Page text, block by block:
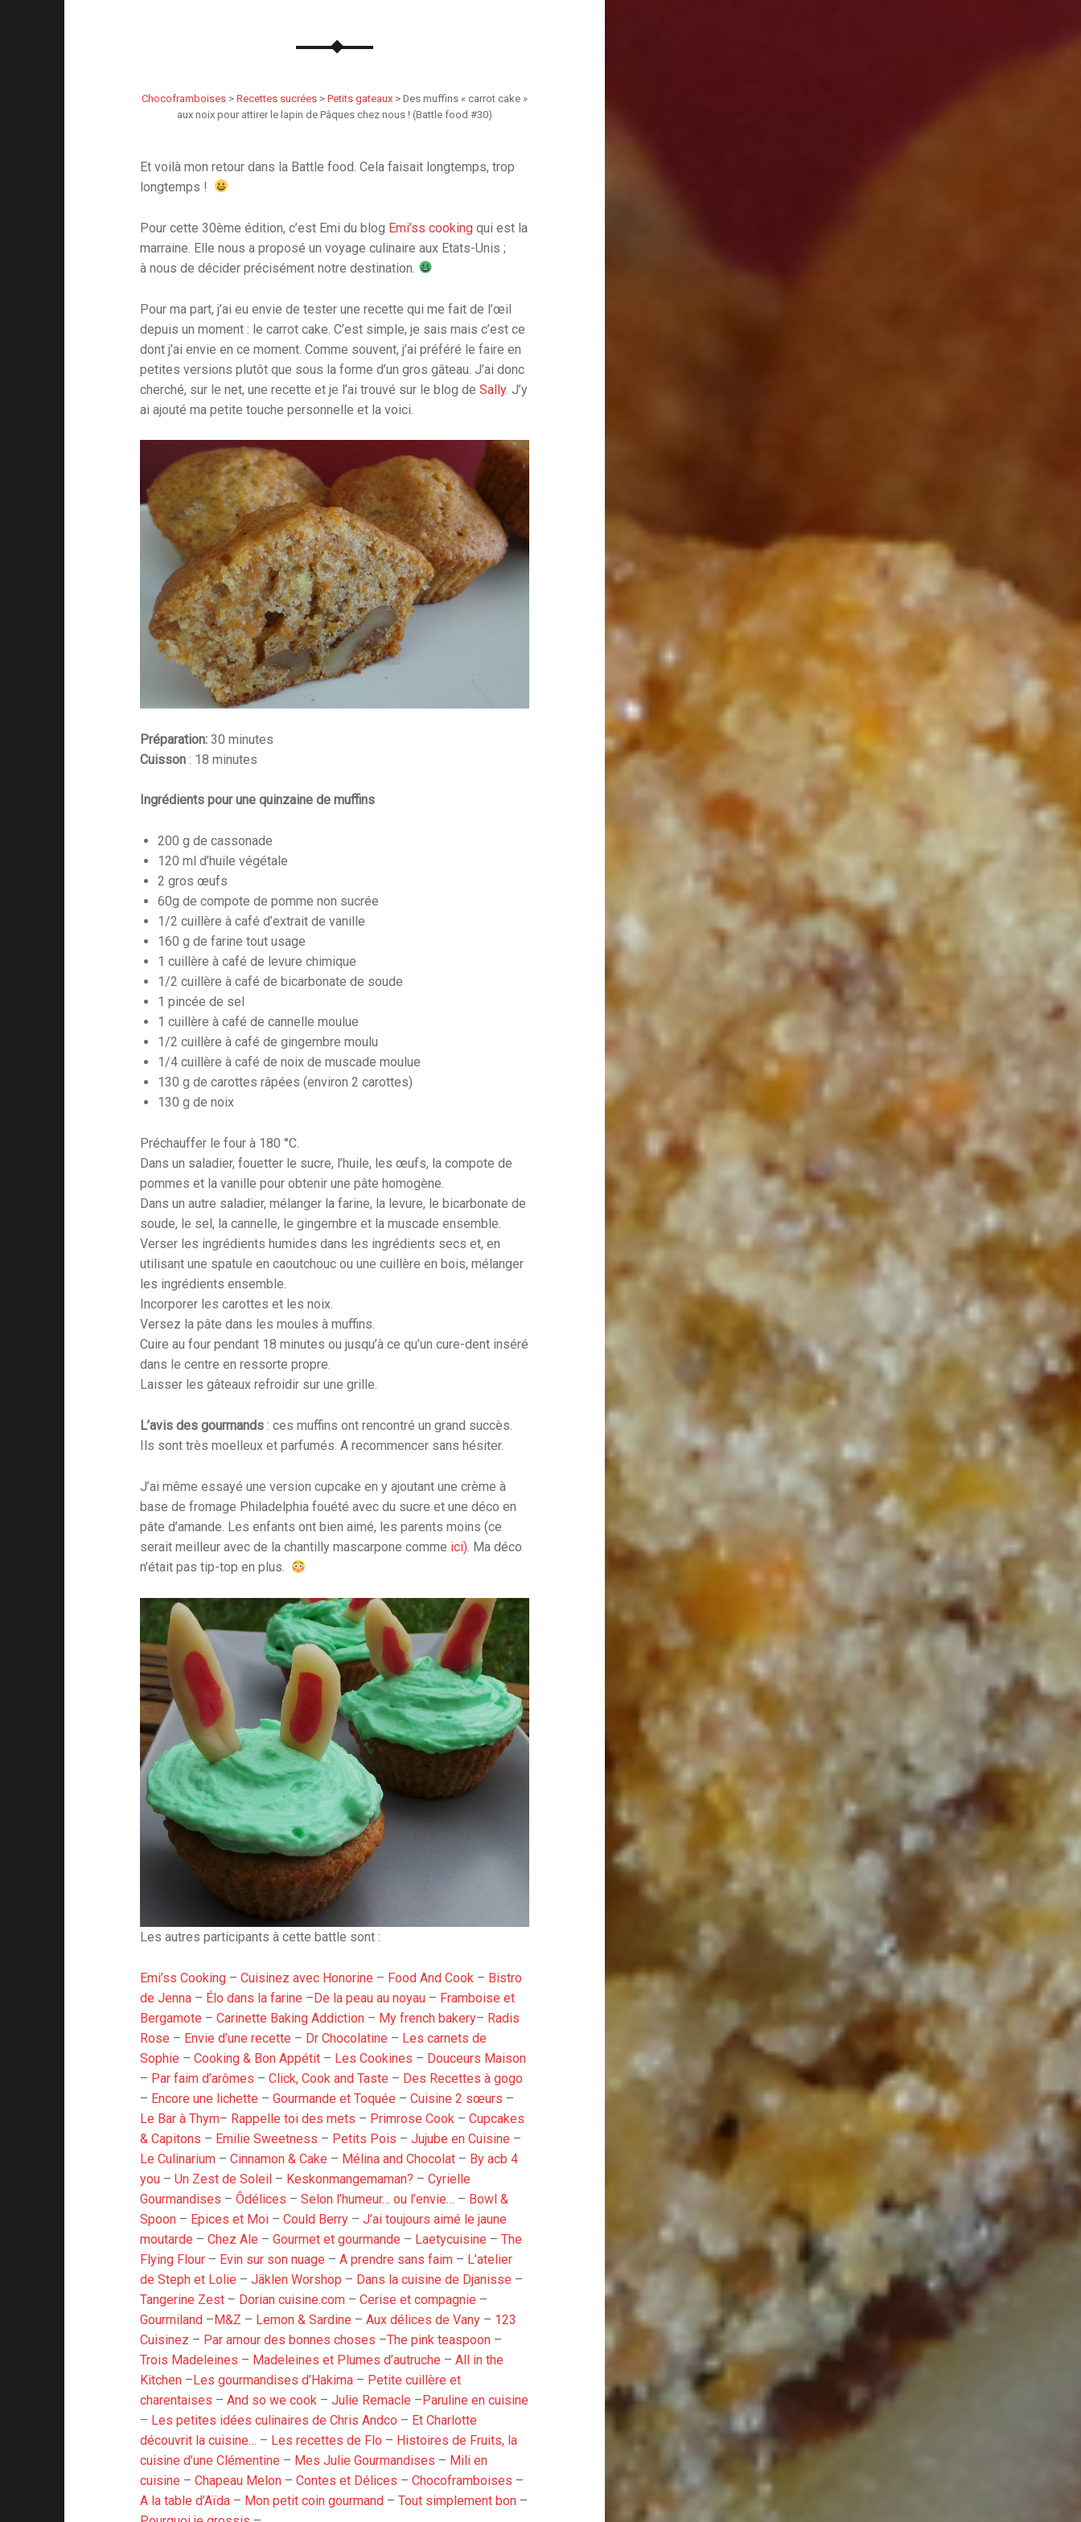
Chocoframboises> Recettes sucrées> Petits gateaux> Des muffins « carrot cake »
aux noix pour attirer le lapin de Pâques chez nous ! (Battle food #30)
Et voilà mon retour dans la Battle food. Cela faisait longtemps, trop
longtemps !
Pour cette 30ème édition, c’est Emi du blog Emi’ss cookingqui est la
marraine. Elle nous a proposé un voyage culinaire aux Etats-Unis ;
à nous de décider précisément notre destination.
Pour ma part, j’ai eu envie de tester une recette qui me fait de l’œil
depuis un moment : le carrot cake. C’est simple, je sais mais c’est ce
dont j’ai envie en ce moment. Comme souvent, j’ai préféré le faire en
petites versions plutôt que sous la forme d’un gros gâteau. J’ai donc
cherché, sur le net, une recette et je l’ai trouvé sur le blog deSally. J’y
ai ajouté ma petite touche personnelle et la voici.
Préparation: 30 minutes
Cuisson : 18 minutes
Ingrédients pour une quinzaine de muffins
200 g de cassonade
120 ml d’huile végétale
2 gros œufs
60g de compote de pomme non sucrée
1/2 cuillère à café d’extrait de vanille
160 g de farine tout usage
1 cuillère à café de levure chimique
1/2 cuillère à café de bicarbonate de soude
1 pincée de sel
1 cuillère à café de cannelle moulue
1/2 cuillère à café de gingembre moulu
1/4 cuillère à café de noix de muscade moulue
130 g de carottes râpées (environ 2 carottes)
130 g de noix
Préchauffer le four à 180 °C.
Dans un saladier, fouetter le sucre, l’huile, les œufs, la compote de
pommes et la vanille pour obtenir une pâte homogène.
Dans un autre saladier, mélanger la farine, la levure, le bicarbonate de
soude, le sel, la cannelle, le gingembre et la muscade ensemble.
Verser les ingrédients humides dans les ingrédients secs et, en
utilisant une spatule en caoutchouc ou une cuillère en bois, mélanger
les ingrédients ensemble.
Incorporer les carottes et les noix.
Versez la pâte dans les moules à muffins.
Cuire au four pendant 18 minutes ou jusqu’à ce qu’un cure-dent inséré
dans le centre en ressorte propre.
Laisser les gâteaux refroidir sur une grille.
L’avis des gourmands : ces muffins ont rencontré un grand succès.
Ils sont très moelleux et parfumés. A recommencer sans hésiter.
J’ai même essayé une version cupcake en y ajoutant une crème à
base de fromage Philadelphia fouété avec du sucre et une déco en
pâte d’amande. Les enfants ont bien aimé, les parents moins (ce
serait meilleur avec de la chantilly mascarpone comme ici). Ma déco
n’était pas tip-top en plus.
Les autres participants à cette battle sont :
Emi’ss Cooking –Cuisinez avec Honorine – Food And Cook – Bistro
de Jenna – Élo dans la farine – De la peau au noyau – Framboise et
Bergamote –Carinette Baking Addiction – My french bakery– Radis
Rose – Envie d’une recette – Dr Chocolatine – Les carnets de
Sophie –Cooking & Bon Appétit – Les Cookines – Douceurs Maison
– Par faim d’arômes –Click, Cook and Taste – Des Recettes à gogo
– Encore une lichette –Gourmande et Toquée –Cuisine 2 sœurs –
Le Bar à Thym– Rappelle toi des mets – Primrose Cook –Cupcakes
& Capitons – Emilie Sweetness – Petits Pois –Jujube en Cuisine –
Le Culinarium –Cinnamon & Cake – Mélina and Chocolat – By acb 4
you –Un Zest de Soleil – Keskonmangemaman? –Cyrielle
Gourmandises –Ôdélices –Selon l’humeur… ou l’envie… – Bowl &
Spoon – Epices et Moi –Could Berry –J’ai toujours aimé le jaune
moutarde –Chez Ale –Gourmet et gourmande – Laetycuisine –The
Flying Flour – Evin sur son nuage –A prendre sans faim – L’atelier
de Steph et Lolie –Jäklen Worshop – Dans la cuisine de Djanisse –
Tangerine Zest – Dorian cuisine.com –Cerise et compagnie –
Gourmiland – M&Z – Lemon & Sardine –Aux délices de Vany – 123
Cuisinez – Par amour des bonnes choses –The pink teaspoon –
Trois Madeleines – Madeleines et Plumes d’autruche –All in the
Kitchen – Les gourmandises d’Hakima – Petite cuillère et
charentaises –And so we cook –Julie Remacle – Paruline en cuisine
– Les petites idées culinaires de Chris Andco – Et Charlotte
découvrit la cuisine… – Les recettes de Flo – Histoires de Fruits, la
cuisine d’une Clémentine – Mes Julie Gourmandises – Mili en
cuisine –Chapeau Melon –Contes et Délices –Chocoframboises –
A la table d’Aïda – Mon petit coin gourmand –Tout simplement bon –